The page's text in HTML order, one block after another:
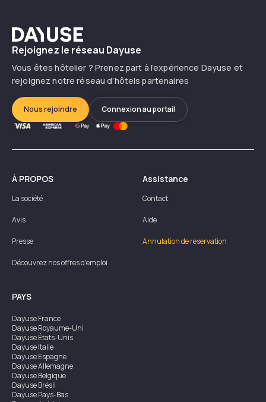
Dayuse
Rejoignez le réseau Dayuse
Vous êtes hôtelier ? Prenez part à l’expérience Dayuse et
rejoignez notre réseau d’hôtels partenaires
Nous rejoindre Connexion au portail
À PROPOS
La société
Avis
Presse
Découvrez nos offres d'emploi
Assistance
Contact
Aide
Annulation de réservation
PAYS
DayuseFrance
DayuseRoyaume-Uni
DayuseÉtats-Unis
DayuseItalie
DayuseEspagne
DayuseAllemagne
DayuseBelgique
DayuseBrésil
DayusePays-Bas